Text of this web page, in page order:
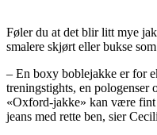
Føler du at det blir litt mye
smalere skjørt eller bukse
– En boxy boblejakke er for
treningstights, en pologenser
«Oxford-jakke» kan være fint
jeans med rette ben, sier